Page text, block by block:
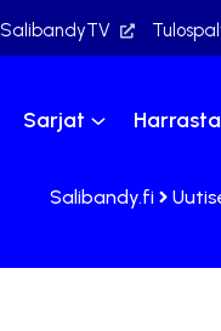
SalibandyTV
Sarjat
Salibandy.fi